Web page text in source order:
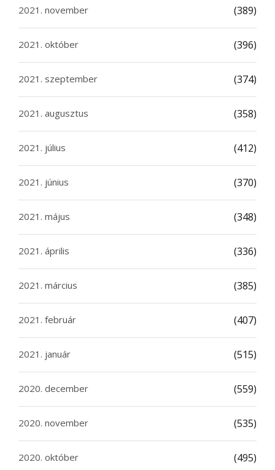
2021. november (389)
2021. október (396)
2021. szeptember (374)
2021. augusztus (358)
2021. július (412)
2021. június (370)
2021. május (348)
2021. április (336)
2021. március (385)
2021. február (407)
2021. január (515)
2020. december (559)
2020. november (535)
2020. október (495)